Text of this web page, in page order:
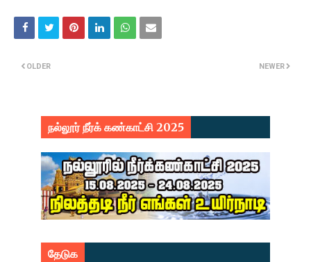
NEWER
OLDER
நல்லூர் நீர்க் கண்காட்சி 2025
தேடுக